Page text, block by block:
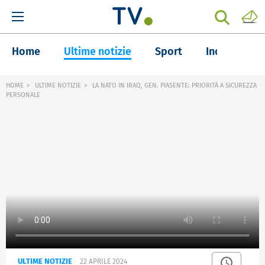
Home Ultime notizie Sport Inchieste
HOME ULTIME NOTIZIE
LA NATO IN IRAQ, GEN. PIASENTE: PRIORITÀ A SICUREZZA
PERSONALE
ULTIME NOTIZIE 22 APRILE 2024